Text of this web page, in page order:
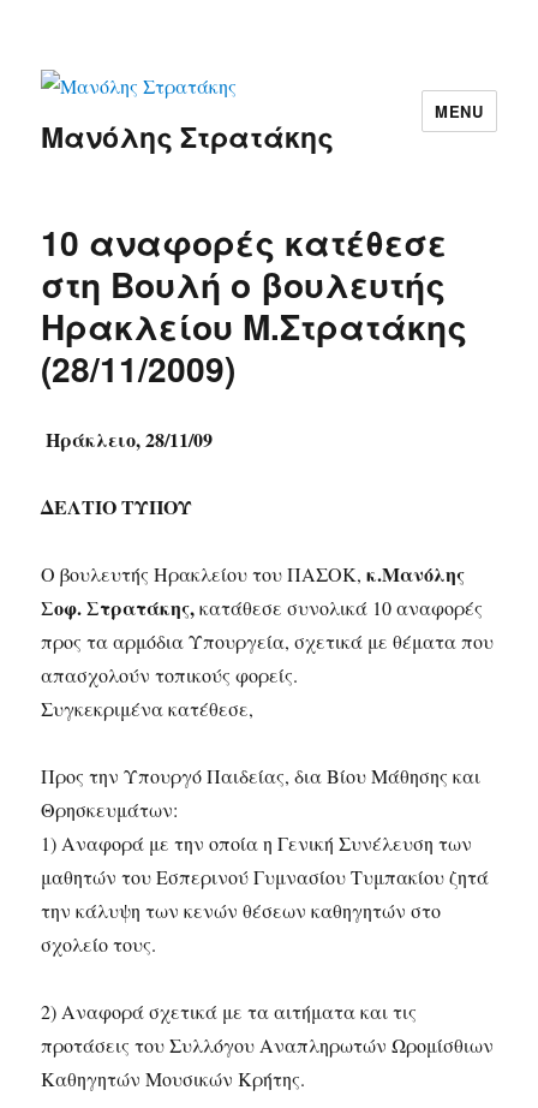
Μανόλης Στρατάκης
MENU
10 αναφορές κατέθεσε
στη Βουλή ο βουλευτής
Ηρακλείου Μ.Στρατάκης
(28/11/2009)
Ηράκλειο, 28/11/09
ΔΕΛΤΙΟ ΤΥΠΟΥ
Ο βουλευτής Ηρακλείου του ΠΑΣΟΚ,κ.Μανόλης
Σοφ. Στρατάκης,κατάθεσε συνολικά 10 αναφορές
προς τα αρμόδια Υπουργεία, σχετικά με θέματα που
απασχολούν τοπικούς φορείς.
Συγκεκριμένα κατέθεσε,
Προς την Υπουργό Παιδείας, δια Βίου Μάθησης και
Θρησκευμάτων:
1) Αναφορά με την οποία η Γενική Συνέλευση των
μαθητών του Εσπερινού Γυμνασίου Τυμπακίου ζητά
την κάλυψη των κενών θέσεων καθηγητών στο
σχολείο τους.
2) Αναφορά σχετικά με τα αιτήματα και τις
προτάσεις του Συλλόγου Αναπληρωτών Ωρομίσθιων
Καθηγητών Μουσικών Κρήτης.